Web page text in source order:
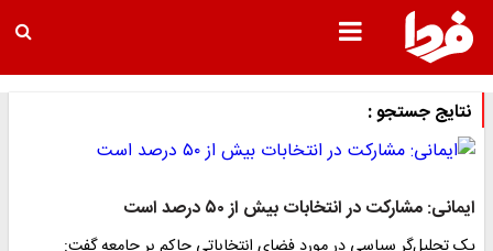
نتایج جستجو :
ایمانی: مشارکت در انتخابات بیش از ۵۰ درصد است